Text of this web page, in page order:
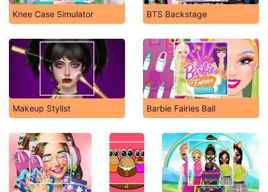
Knee Case Simulator BTS Backstage
Makeup Stylist Barbie Fairies Ball